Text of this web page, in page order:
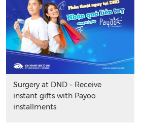
Surgery at DND – Receive
instant gifts with Payoo
installments